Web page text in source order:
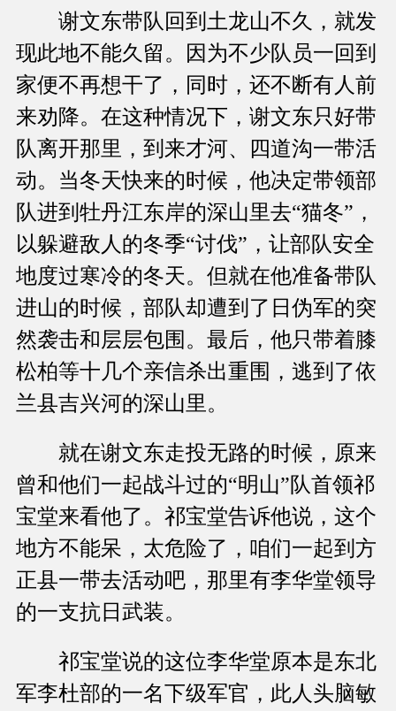
谢文东带队回到土龙山不久，就发
现此地不能久留。因为不少队员一回到
家便不再想干了，同时，还不断有人前
来劝降。在这种情况下，谢文东只好带
队离开那里，到来才河、四道沟一带活
动。当冬天快来的时候，他决定带领部
队进到牡丹江东岸的深山里去“猫冬”，
以躲避敌人的冬季“讨伐”，让部队安全
地度过寒冷的冬天。但就在他准备带队
进山的时候，部队却遭到了日伪军的突
然袭击和层层包围。最后，他只带着膝
松柏等十几个亲信杀出重围，逃到了依
兰县吉兴河的深山里。
就在谢文东走投无路的时候，原来
曾和他们一起战斗过的“明山”队首领祁
宝堂来看他了。祁宝堂告诉他说，这个
地方不能呆，太危险了，咱们一起到方
正县一带去活动吧，那里有李华堂领导
的一支抗日武装。
祁宝堂说的这位李华堂原本是东北
军李杜部的一名下级军官，此人头脑敏